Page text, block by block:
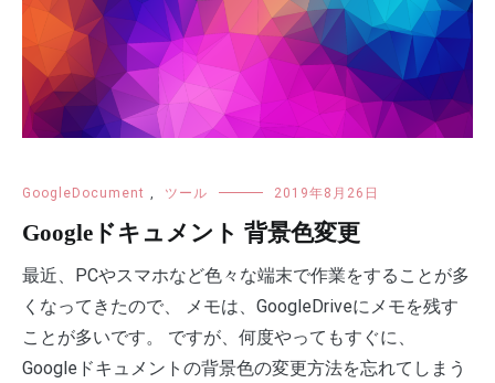
GoogleDocument , ツール 2019年8月26日
Googleドキュメント 背景色変更
最近、PCやスマホなど色々な端末で作業をすることが多
くなってきたので、 メモは、GoogleDriveにメモを残す
ことが多いです。 ですが、何度やってもすぐに、
Googleドキュメントの背景色の変更方法を忘れてしまう